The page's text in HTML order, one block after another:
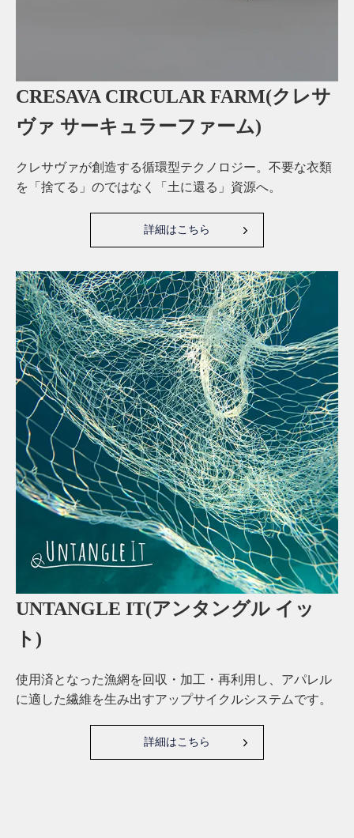
CRESAVA CIRCULAR FARM(クレサ
ヴァ サーキュラーファーム)
クレサヴァが創造する循環型テクノロジー。不要な衣類
を「捨てる」のではなく「土に還る」資源へ。
詳細はこちら
UNTANGLE IT(アンタングル イッ
ト)
使用済となった漁網を回収・加工・再利用し、アパレル
に適した繊維を生み出すアップサイクルシステムです。
詳細はこちら